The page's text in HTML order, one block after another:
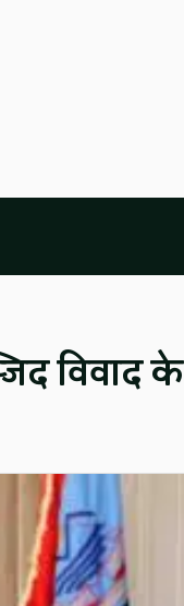
विवाद के